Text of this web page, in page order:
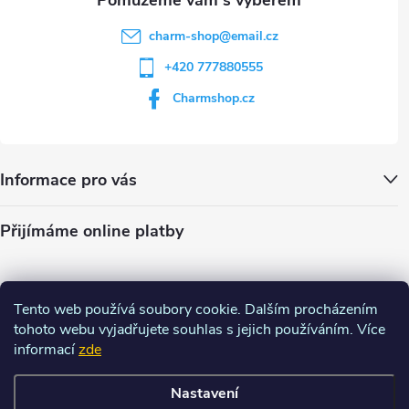
Tento web používá soubory cookie. Dalším procházením
tohoto webu vyjadřujete souhlas s jejich používáním. Více
informacízde
Nastavení
charm-shop@email.cz
+420 777880555
Charmshop.cz
Informace pro vás
Přijímáme online platby